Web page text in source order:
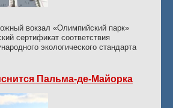
вокзал «Олимпийский парк»
сертификат соответствия
экологического стандарта
Пальма-де-Майорка